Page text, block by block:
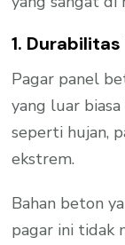
1.
Pagar panel
yang luar
seperti hujan,
ekstrem.
Bahan beton
pagar ini tidak